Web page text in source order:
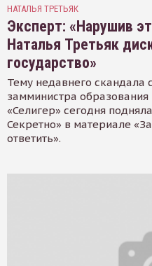
НАТАЛЬЯ ТРЕТЬЯК
Эксперт: «Нарушив
Наталья Третьяк
государство»
Тему недавнего
замминистра
«Селигер» сегодня
Секретно» в материале
ответить».